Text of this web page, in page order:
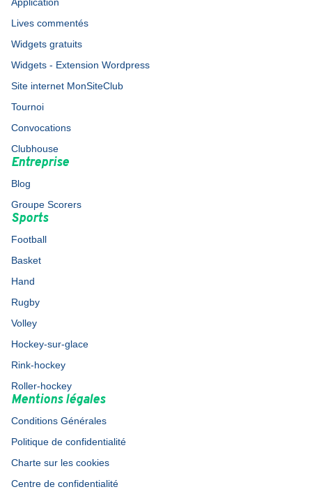
Lives commentés
Widgets gratuits
Widgets - Extension Wordpress
Site internet MonSiteClub
Tournoi
Convocations
Clubhouse
Entreprise
Blog
Groupe Scorers
Sports
Football
Basket
Hand
Rugby
Volley
Hockey-sur-glace
Rink-hockey
Roller-hockey
Mentions légales
Conditions Générales
Politique de confidentialité
Charte sur les cookies
Centre de confidentialité